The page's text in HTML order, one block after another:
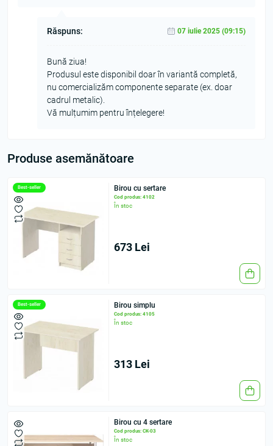
Răspuns: 07 iulie 2025 (09:15)
Bună ziua!
Produsul este disponibil doar în variantă completă,
nu comercializăm componente separate (ex. doar
cadrul metalic).
Vă mulțumim pentru înțelegere!
Produse asemănătoare
Best-seller Birou cu sertare
Cod produs: 4102
În stoc
673 Lei
Best-seller Birou simplu
Cod produs: 4105
În stoc
313 Lei
Birou cu 4 sertare
Cod produs: CK-03
În stoc